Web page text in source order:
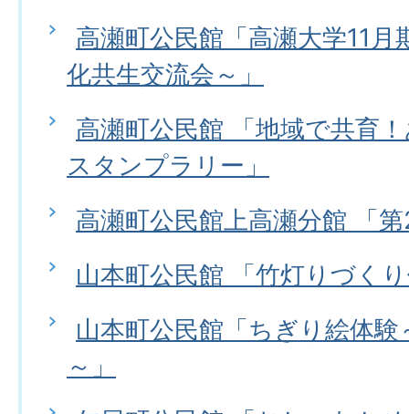
高瀬町公民館「高瀬大学11月
化共生交流会～」
高瀬町公民館 「地域で共育
スタンプラリー」
高瀬町公民館上高瀬分館 「
山本町公民館 「竹灯りづく
山本町公民館「ちぎり絵体
～」